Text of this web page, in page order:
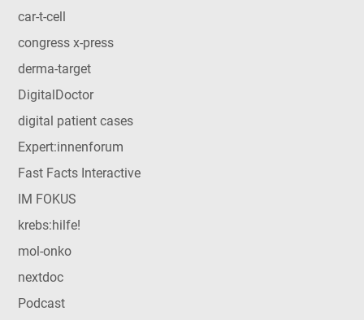
car-t-cell
congress x-press
derma-target
DigitalDoctor
digital patient cases
Expert:innenforum
Fast Facts Interactive
IM FOKUS
krebs:hilfe!
mol-onko
nextdoc
Podcast